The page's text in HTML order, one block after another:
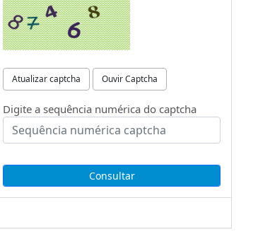
Atualizar captcha Ouvir Captcha
Digite a sequência numérica do captcha